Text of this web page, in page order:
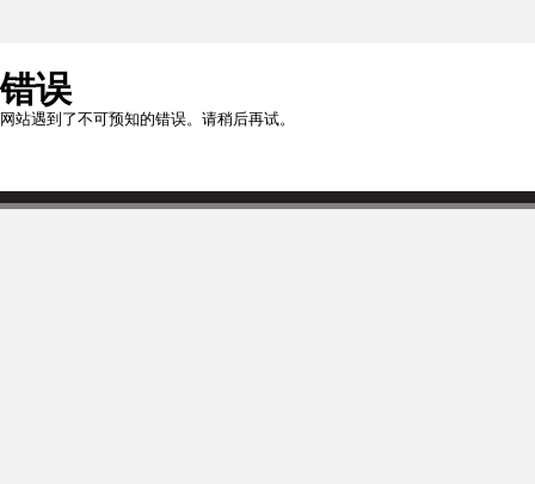
错误
网站遇到了不可预知的错误。请稍后再试。